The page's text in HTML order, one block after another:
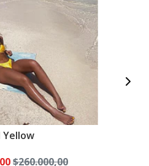
Yellow
$260.000,00